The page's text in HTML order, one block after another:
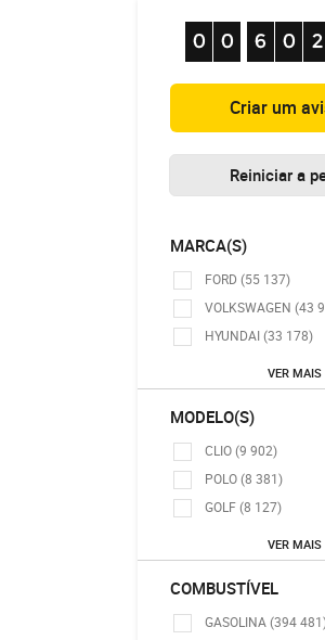
Criar um
Reiniciar a
MARCA(S)
FORD (55 137)
VOLKSWAGEN (43
HYUNDAI (33 178)
VER
MODELO(S)
CLIO (9 902)
POLO (8 381)
GOLF (8 127)
VER
COMBUSTÍVEL
GASOLINA (394